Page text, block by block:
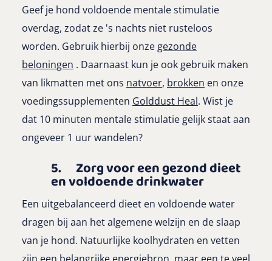
Geef je hond voldoende mentale stimulatie
overdag, zodat ze 's nachts niet rusteloos
worden. Gebruik hierbij onzegezonde
beloningen . Daarnaast kun je ook gebruik maken
van likmatten met ons natvoer, brokken en onze
voedingssupplementen Golddust Heal. Wist je
dat 10 minuten mentale stimulatie gelijk staat aan
ongeveer 1 uur wandelen?
5. Zorg voor een gezond dieet
en voldoende drinkwater
Een uitgebalanceerd dieet en voldoende water
dragen bij aan het algemene welzijn en de slaap
van je hond. Natuurlijke koolhydraten en vetten